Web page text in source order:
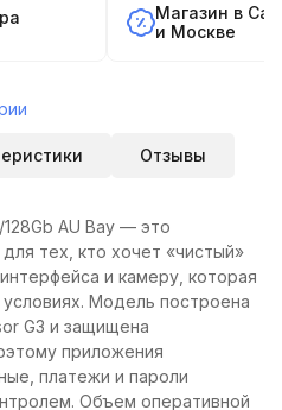
Магазин в
и Москве
Отзывы
AU Bay — это
тех, кто хочет «чистый»
и камеру, которая
Модель построена
G3 и защищена
приложения
платежи и пароли
Объем оперативной